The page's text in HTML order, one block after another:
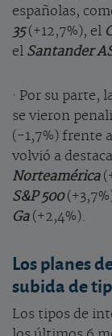
españolas,
35(+12,7%), el
el Santander
· Por su parte,
se vieron
(-1,7%) frente
volvió a
Norteamérica
S&P 500
Ga(+2,4%).
Los planes
subida de
Los tipos de